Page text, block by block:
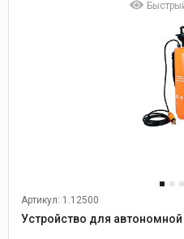
Артикул: 1.12500
Устройство для